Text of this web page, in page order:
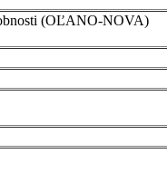
osobnosti